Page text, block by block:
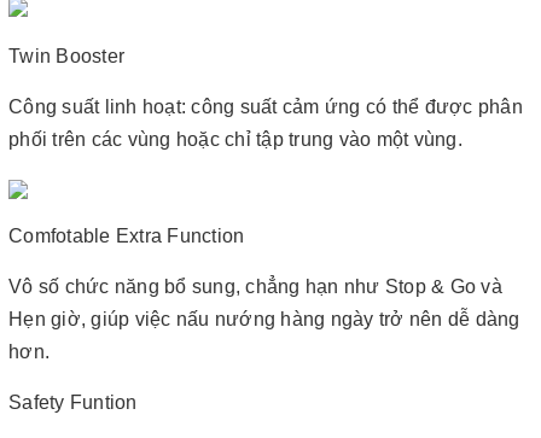
Twin Booster
Công suất linh hoạt: công suất cảm ứng có thể được phân
phối trên các vùng hoặc chỉ tập trung vào một vùng.
Comfotable Extra Function
Vô số chức năng bổ sung, chẳng hạn như Stop & Go và
Hẹn giờ, giúp việc nấu nướng hàng ngày trở nên dễ dàng
hơn.
Safety Funtion